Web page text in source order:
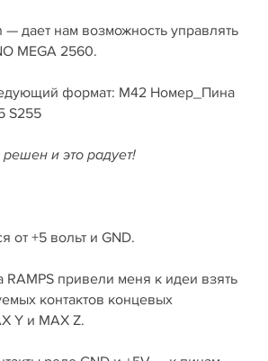
дает нам возможность управлять
MEGA 2560.
формат: M42 Номер_Пина
S255
и это радует!
от +5 вольт и GND.
RAMPS привели меня к идеи взять
контактов концевых
Y и MAX Z.